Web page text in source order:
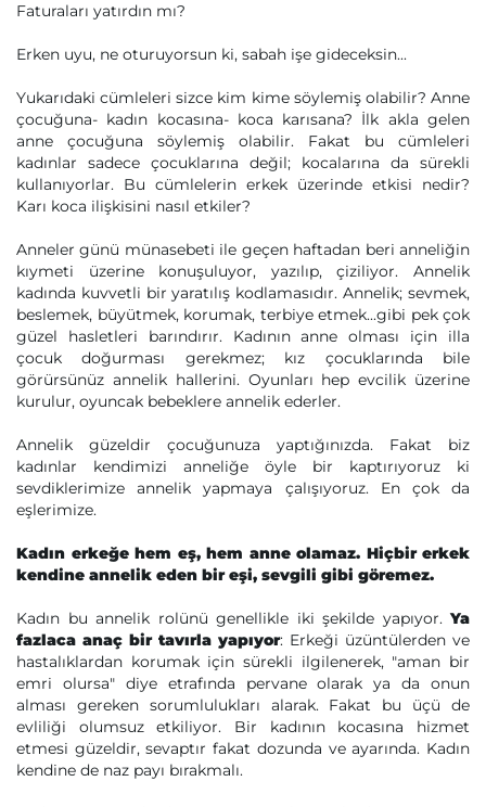
Faturaları yatırdın mı?
Erken uyu, ne oturuyorsun ki, sabah işe gideceksin...
Yukarıdaki cümleleri sizce kim kime söylemiş olabilir? Anne
çocuğuna- kadın kocasına- koca karısana? İlk akla gelen
anne çocuğuna söylemiş olabilir. Fakat bu cümleleri
kadınlar sadece çocuklarına değil; kocalarına da sürekli
kullanıyorlar. Bu cümlelerin erkek üzerinde etkisi nedir?
Karı koca ilişkisini nasıl etkiler?
Anneler günü münasebeti ile geçen haftadan beri anneliğin
kıymeti üzerine konuşuluyor, yazılıp, çiziliyor. Annelik
kadında kuvvetli bir yaratılış kodlamasıdır. Annelik; sevmek,
beslemek, büyütmek, korumak, terbiye etmek...gibi pek çok
güzel hasletleri barındırır. Kadının anne olması için illa
çocuk doğurması gerekmez; kız çocuklarında bile
görürsünüz annelik hallerini. Oyunları hep evcilik üzerine
kurulur, oyuncak bebeklere annelik ederler.
Annelik güzeldir çocuğunuza yaptığınızda. Fakat biz
kadınlar kendimizi anneliğe öyle bir kaptırıyoruz ki
sevdiklerimize annelik yapmaya çalışıyoruz. En çok da
eşlerimize.
Kadın erkeğe hem eş, hem anne olamaz. Hiçbir erkek
kendine annelik eden bir eşi, sevgili gibi göremez.
Kadın bu annelik rolünü genellikle iki şekilde yapıyor.Ya
fazlaca anaç bir tavırla yapıyor: Erkeği üzüntülerden ve
hastalıklardan korumak için sürekli ilgilenerek, "aman bir
emri olursa" diye etrafında pervane olarak ya da onun
alması gereken sorumlulukları alarak. Fakat bu üçü de
evliliği olumsuz etkiliyor. Bir kadının kocasına hizmet
etmesi güzeldir, sevaptır fakat dozunda ve ayarında. Kadın
kendine de naz payı bırakmalı.